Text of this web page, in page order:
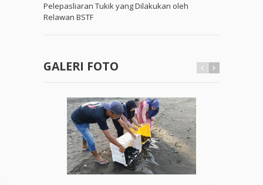
Pelepasliaran Tukik yang Dilakukan oleh
Relawan BSTF
GALERI FOTO